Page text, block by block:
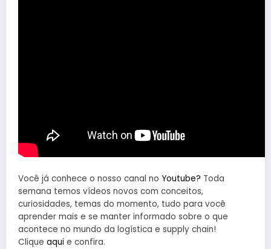
Você já conhece o nosso canal no Youtube? Toda
semana temos vídeos novos com conceitos,
curiosidades, temas do momento, tudo para você
aprender mais e se manter informado sobre o que
acontece no mundo da logística e supply chain!
Clique aqui e confira.